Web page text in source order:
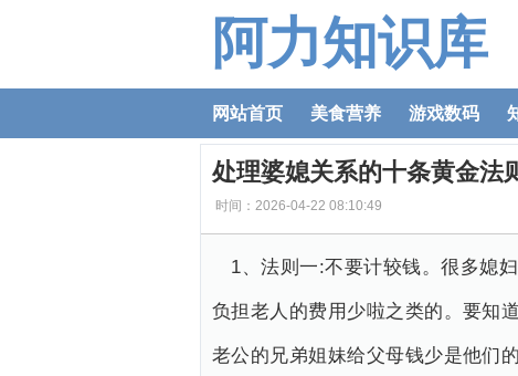
阿力知识库
网站首页 美食营养 游戏数码
处理婆媳关系的十条黄金法
时间：2026-04-22 08:10:49
1、法则一:不要计较钱。很多媳
负担老人的费用少啦之类的。要知
老公的兄弟姐妹给父母钱少是他们